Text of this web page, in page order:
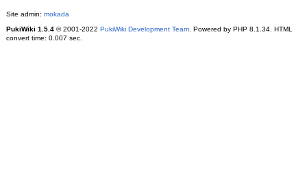
Site admin: mokada
PukiWiki 1.5.4© 2001-2022 PukiWiki Development Team. Powered by PHP 8.1.34. HTML
convert time: 0.007 sec.